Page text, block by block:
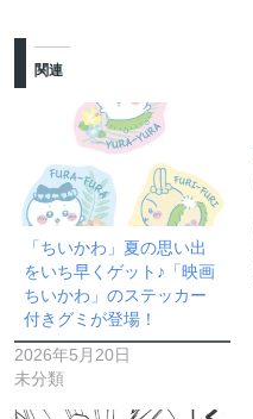
関連
「ちいかわ」夏の思い出
をいち早くゲット♪「映画
ちいかわ」のステッカー
付きグミが登場！
2026年5月20日
未分類